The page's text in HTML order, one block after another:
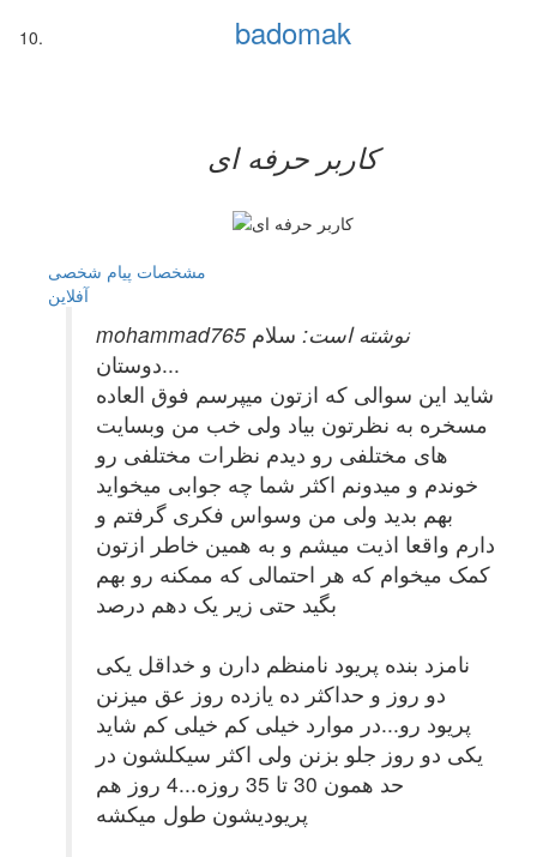
badomak
کاربر حرفه ای
مشخصات پیام شخصی
آفلاين
mohammad765 نوشته است: سلام
دوستان...
شاید این سوالی که ازتون میپرسم فوق العاده
مسخره به نظرتون بیاد ولی خب من وبسایت
های مختلفی رو دیدم نظرات مختلفی رو
خوندم و میدونم اکثر شما چه جوابی میخواید
بهم بدید ولی من وسواس فکری گرفتم و
دارم واقعا اذیت میشم و به همین خاطر ازتون
کمک میخوام که هر احتمالی که ممکنه رو بهم
بگید حتی زیر یک دهم درصد
نامزد بنده پریود نامنظم دارن و خداقل یکی
دو روز و حداکثر ده یازده روز عق میزنن
پریود رو...در موارد خیلی کم خیلی کم شاید
یکی دو روز جلو بزنن ولی اکثر سیکلشون در
حد همون 30 تا 35 روزه...4 روز هم
پریودیشون طول میکشه